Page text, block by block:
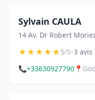
Sylvain CAULA
14 Av. Dr Robert
★★★★★5/5•3 avis
📞+33630927790 📍